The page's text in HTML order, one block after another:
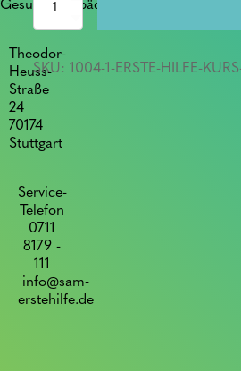
für
Betriebe
mit
quantity
SKU: 1004-1-ERSTE-HILFE-
Gesundheitspädagogik
Theodor-
Heuss-
Straße
24
70174
Stuttgart
Service-
Telefon
0711
8179 -
111
info@sam-
erstehilfe.de